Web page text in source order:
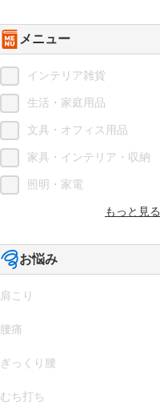
メニュー
インテリア雑貨
生活・家庭用品
文具・オフィス用品
家具・インテリア・収納
照明・家電
もっと見る
お悩み
肩こり
腰痛
ぎっくり腰
むち打ち